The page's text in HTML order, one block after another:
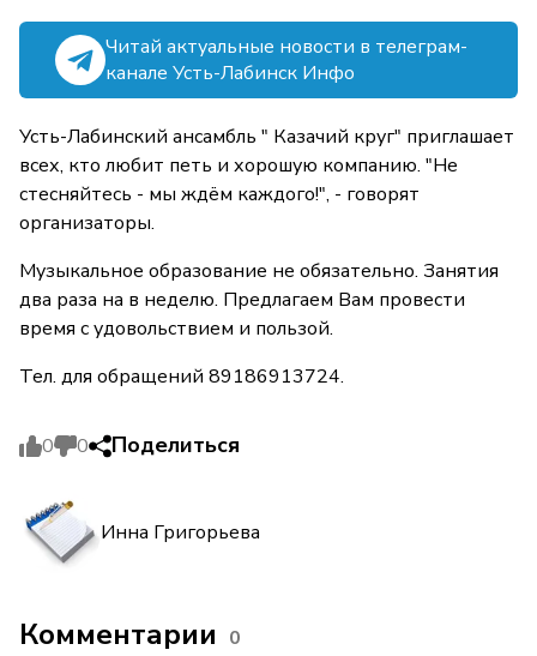
Читай актуальные новости в телеграм-
канале Усть-Лабинск Инфо
Усть-Лабинский ансамбль " Казачий круг" приглашает
всех, кто любит петь и хорошую компанию. "Не
стесняйтесь - мы ждём каждого!", - говорят
организаторы.
Музыкальное образование не обязательно. Занятия
два раза на в неделю. Предлагаем Вам провести
время с удовольствием и пользой.
Тел. для обращений 89186913724.
0 0 Поделиться
Инна Григорьева
Комментарии 0